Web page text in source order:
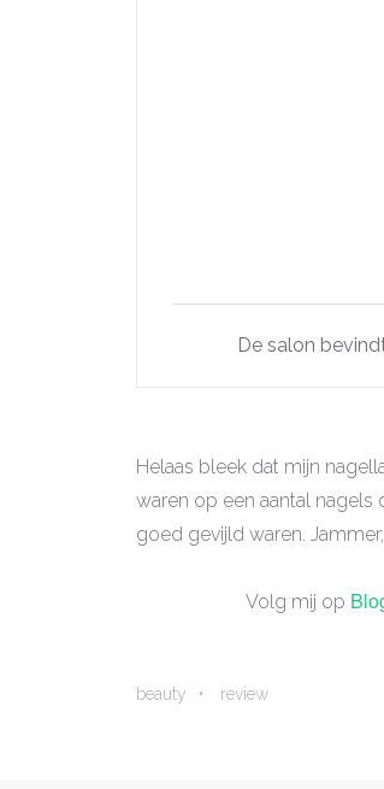
De salon
Helaas bleek dat mijn
waren op een aantal
goed gevijld waren.
Volg mij op
beauty review